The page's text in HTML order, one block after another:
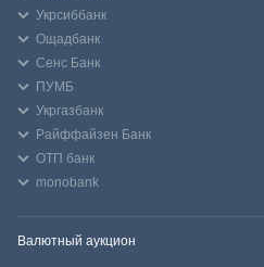
Укрсиббанк
Ощадбанк
Сенс Банк
ПУМБ
Укргазбанк
Райффайзен Банк
ОТП банк
monobank
Валютный аукцион